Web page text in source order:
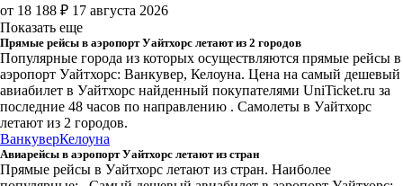
от 18 188 ₽ 17 августа 2026
Показать еще
Прямые рейсы в аэропорт Уайтхорс летают из 2 городов
Популярные города из которых осуществляются прямые рейсы в
аэропорт Уайтхорс: Ванкувер, Келоуна. Цена на самый дешевый
авиабилет в Уайтхорс найденный покупателями UniTicket.ru за
последние 48 часов по направлению . Самолеты в Уайтхорс
летают из 2 городов.
ВанкуверКелоуна
Авиарейсы в аэропорт Уайтхорс летают из стран
Прямые рейсы в Уайтхорс летают из стран. Наиболее